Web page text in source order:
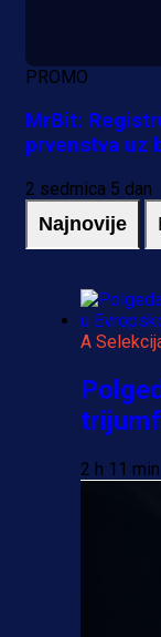
PROMO
MrBit:
prvenstva uz
2 sedmica 5 dan
Najnovije
A
2 h 11 min